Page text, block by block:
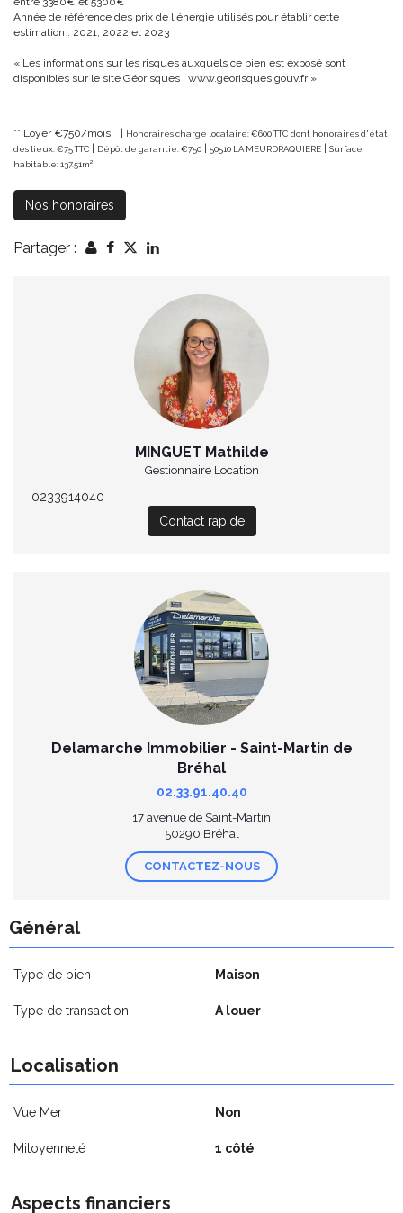
Année de référence des prix de l'énergie utilisés pour établir cette
estimation : 2021, 2022 et 2023
« Les informations sur les risques auxquels ce bien est exposé sont
disponibles sur le site Géorisques : www.georisques.gouv.fr »
** Loyer €750/mois Honoraires charge locataire: €600 TTC dont honoraires d'état
des lieux: €75 TTC
Dépôt de garantie: €750 50510 LA MEURDRAQUIERE
Surface
habitable: 137.51m²
Nos honoraires
Partager :
MINGUET Mathilde
Gestionnaire Location
0233914040
Contact rapide
Delamarche Immobilier - Saint-Martin de
Bréhal
02.33.91.40.40
17 avenue de Saint-Martin
50290 Bréhal
CONTACTEZ-NOUS
Général
Type de bien Maison
Type de transaction A louer
Localisation
Vue Mer Non
Mitoyenneté 1 côté
Aspects financiers